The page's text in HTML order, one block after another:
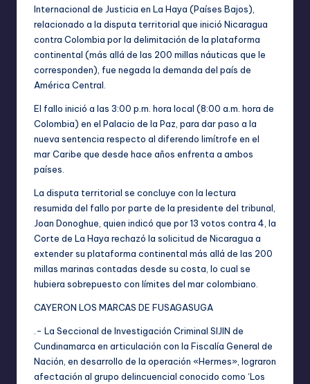
Internacional de Justicia en La Haya (Países Bajos),
relacionado a la disputa territorial que inició Nicaragua
contra Colombia por la delimitación de la plataforma
continental (más allá de las 200 millas náuticas que le
corresponden), fue negada la demanda del país de
América Central.
El fallo inició a las 3:00 p.m. hora local (8:00 a.m. hora de
Colombia) en el Palacio de la Paz, para dar paso a la
nueva sentencia respecto al diferendo limítrofe en el
mar Caribe que desde hace años enfrenta a ambos
países.
La disputa territorial se concluye con la lectura
resumida del fallo por parte de la presidente del tribunal,
Joan Donoghue, quien indicó que por 13 votos contra 4, la
Corte de La Haya rechazó la solicitud de Nicaragua a
extender su plataforma continental más allá de las 200
millas marinas contadas desde su costa, lo cual se
hubiera sobrepuesto con límites del mar colombiano.
CAYERON LOS MARCAS DE FUSAGASUGA
.- La Seccional de Investigación Criminal SIJIN de
Cundinamarca en articulación con la Fiscalía General de
Nación, en desarrollo de la operación «Hermes», lograron
afectación al grupo delincuencial conocido como ‘Los